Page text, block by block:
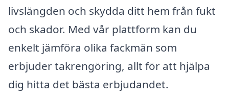
livslängden och skydda ditt hem från fukt
och skador. Med vår plattform kan du
enkelt jämföra olika fackmän som
erbjuder takrengöring, allt för att hjälpa
dig hitta det bästa erbjudandet.